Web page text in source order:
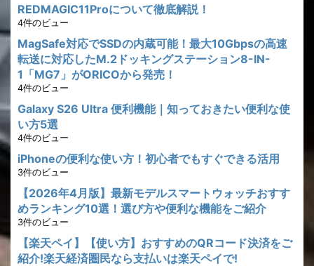
REDMAGIC11Proについて徹底解説！
4件のビュー
MagSafe対応でSSDの内蔵可能！最大10Gbpsの高速
転送に対応したM.2ドッキングステーション8-IN-
1「MG7」がORICOから発売！
4件のビュー
Galaxy S26 Ultra 便利機能｜知っておきたい便利な使
い方5選
4件のビュー
iPhoneの便利な使い方！初心者でもすぐできる活用
3件のビュー
【2026年4月版】最新モデルスマートウォッチおすす
めランキング10選！選び方や便利な機能をご紹介
3件のビュー
【楽天ペイ】【使い方】おすすめのQRコード決済をご
紹介!楽天経済圏民なら支払いは楽天ペイで!